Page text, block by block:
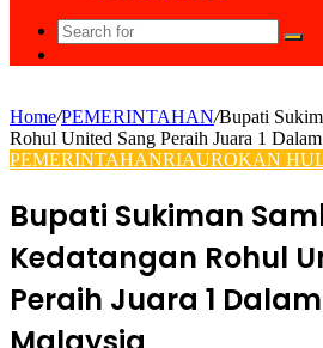
for
Home/PEMERINTAHAN/Bupati
Rohul United Sang Peraih Juara 1
PEMERINTAHANRIAUROKAN
Bupati Sukiman
Kedatangan Rohul
Peraih Juara 1